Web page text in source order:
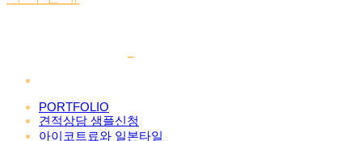
PORTFOLIO
견적상담 샘플신청
아이코트료와 일본타일